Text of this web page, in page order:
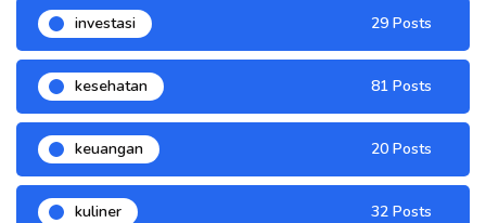
investasi 29 Posts
kesehatan 81 Posts
keuangan 20 Posts
kuliner 32 Posts